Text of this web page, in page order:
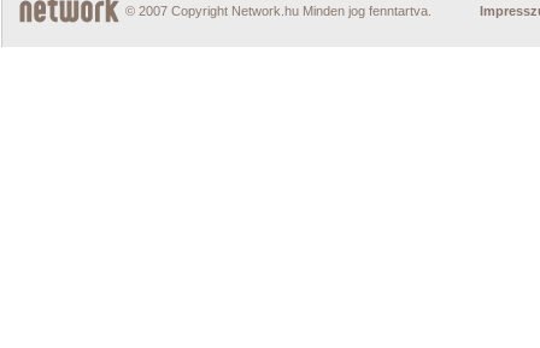
© 2007 Copyright Network.hu Minden jog fenntartva.